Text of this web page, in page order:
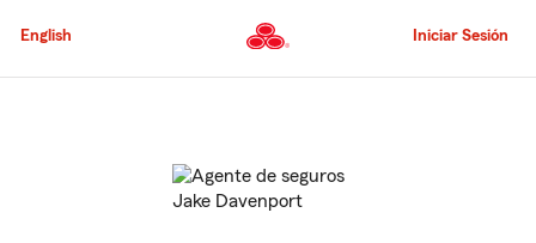
al
principal
English Iniciar Sesión